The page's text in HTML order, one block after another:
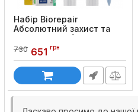
Набір Biorepair
Абсолютний захист та
відновлення (2 пасти +
щітка)
Код товару: 791
730 651 грн